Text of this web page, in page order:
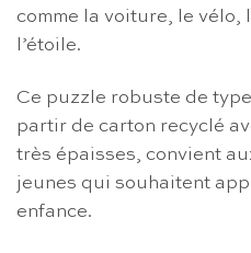
comme la voiture, le vélo,
l’étoile.
Ce puzzle robuste de
partir de carton recyclé
très épaisses, convient
jeunes qui souhaitent
enfance.